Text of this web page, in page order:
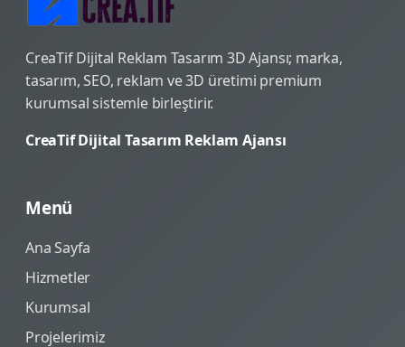
CreaTif Dijital Reklam Tasarım 3D Ajansı; marka,
tasarım, SEO, reklam ve 3D üretimi premium
kurumsal sistemle birleştirir.
CreaTif Dijital Tasarım Reklam Ajansı
Menü
Ana Sayfa
Hizmetler
Kurumsal
Projelerimiz